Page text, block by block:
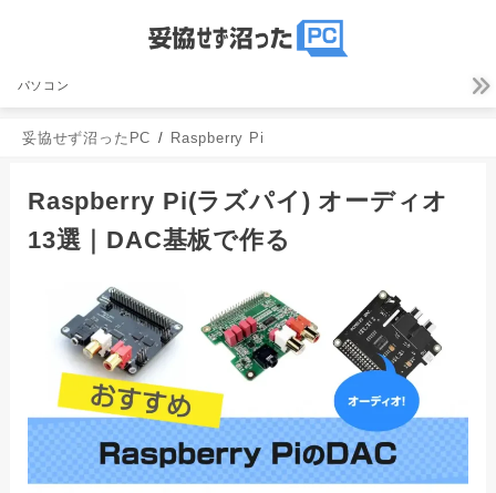
パソコン
妥協せず沼ったPC Raspberry Pi
Raspberry Pi(ラズパイ) オーディオ
13選｜DAC基板で作る